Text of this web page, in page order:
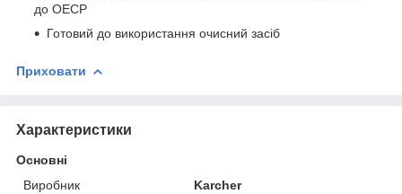
до ОЕСР
Готовий до використання очисний засіб
Приховати
Характеристики
Основні
Виробник
Karcher